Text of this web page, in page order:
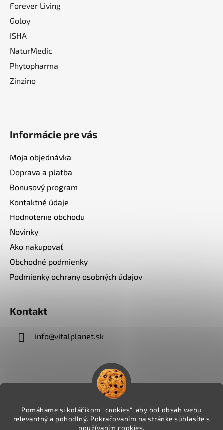
Pomáhame si koláčikom "cookies", aby bol obsah webu
relevantný a pohodlný. Pokračovaním na stránke súhlasíte s
používaním cookies.
Forever Living
Goloy
ISHA
NaturMedic
Phytopharma
Zinzino
Informácie pre vás
Moja objednávka
Doprava a platba
Bonusový program
Kontaktné údaje
Hodnotenie obchodu
Novinky
Ako nakupovať
Obchodné podmienky
Podmienky ochrany osobných údajov
Kontakt
info@vitalplanet.sk